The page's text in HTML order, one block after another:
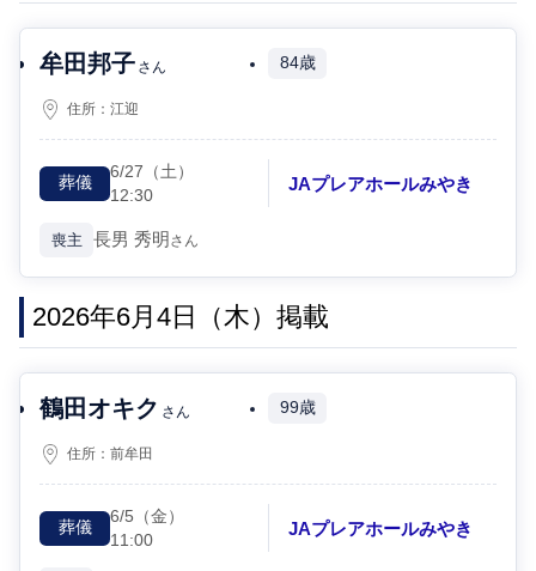
牟田邦子 さん 84歳
住所：江迎
葬儀
6/27 （土）
12:30
JAプレアホールみやき
喪主 長男 秀明 さん
2026年6月4日（木）掲載
鶴田オキク さん 99歳
住所：前牟田
葬儀
6/5 （金）
11:00
JAプレアホールみやき